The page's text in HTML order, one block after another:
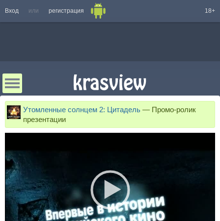
Вход или регистрация 18+
Утомленные солнцем 2: Цитадель — Промо-ролик
презентации